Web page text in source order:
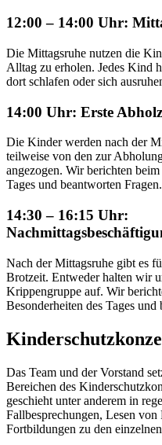
12:00 – 14:00 Uhr:
Die Mittagsruhe nutzen die
Alltag zu erholen. Jedes Kind
dort schlafen oder sich
14:00 Uhr: Erste
Die Kinder werden nach der
teilweise von den zur
angezogen. Wir berichten
Tages und beantworten Fragen.
14:30 – 16:15 Uhr:
Nach der Mittagsruhe gibt es
Brotzeit. Entweder halten wir
Krippengruppe auf. Wir
Besonderheiten des Tages und
Das Team und der Vorstand
Bereichen des
geschieht unter anderem in
Fallbesprechungen, Lesen
Fortbildungen zu den